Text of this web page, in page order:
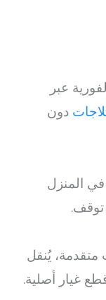
عبر
دون
في المنزل
يُنقل
غيار أصلية.